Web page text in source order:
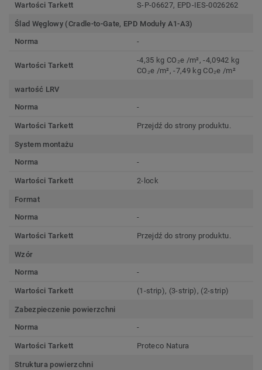
Wartości Tarkett S-P-06627, EPD-IES-0026262
Ślad Węglowy (Cradle-to-Gate, EPD Moduły A1-A3)
Norma
-
Wartości Tarkett
-4,35 kg CO₂e /m², -4,0942 kg
CO₂e /m², -7,49 kg CO₂e /m²
wartość LRV
Norma
-
Wartości Tarkett Przejdź do strony produktu.
System montażu
Norma
-
Wartości Tarkett 2-lock
Format
Norma
-
Wartości Tarkett Przejdź do strony produktu.
Wzór
Norma
-
Wartości Tarkett (1-strip), (3-strip), (2-strip)
Zabezpieczenie powierzchni
Norma
-
Wartości Tarkett Proteco Natura
Struktura powierzchni